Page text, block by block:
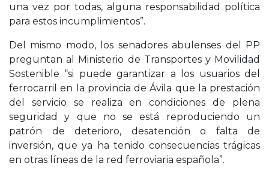
una vez por todas, alguna responsabilidad política
para estos incumplimientos”.
Del mismo modo, los senadores abulenses del PP
preguntan al Ministerio de Transportes y Movilidad
Sostenible “si puede garantizar a los usuarios del
ferrocarril en la provincia de Ávila que la prestación
del servicio se realiza en condiciones de plena
seguridad y que no se está reproduciendo un
patrón de deterioro, desatención o falta de
inversión, que ya ha tenido consecuencias trágicas
en otras líneas de la red ferroviaria española”.